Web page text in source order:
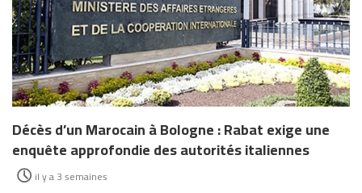
Décès d’un Marocain à Bologne : Rabat exige une
enquête approfondie des autorités italiennes
il y a 3 semaines